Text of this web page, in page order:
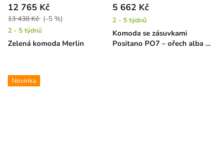
Zelená komoda Merlin
12 765 Kč
13 438 Kč (–5 %)
2 - 5 týdnů
Komoda se zásuvkami
Positano PO7 – ořech alba /
5 662 Kč
2 - 5 týdnů
Novinka